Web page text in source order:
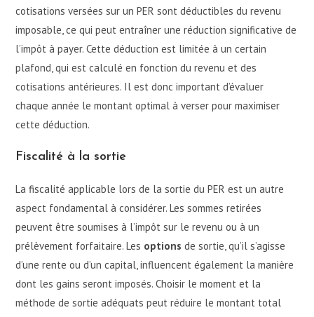
cotisations versées sur un PER sont déductibles du revenu
imposable, ce qui peut entraîner une réduction significative de
l’impôt à payer. Cette déduction est limitée à un certain
plafond, qui est calculé en fonction du revenu et des
cotisations antérieures. Il est donc important d’évaluer
chaque année le montant optimal à verser pour maximiser
cette déduction.
Fiscalité à la sortie
La fiscalité applicable lors de la sortie du PER est un autre
aspect fondamental à considérer. Les sommes retirées
peuvent être soumises à l’impôt sur le revenu ou à un
prélèvement forfaitaire. Les options de sortie, qu’il s’agisse
d’une rente ou d’un capital, influencent également la manière
dont les gains seront imposés. Choisir le moment et la
méthode de sortie adéquats peut réduire le montant total